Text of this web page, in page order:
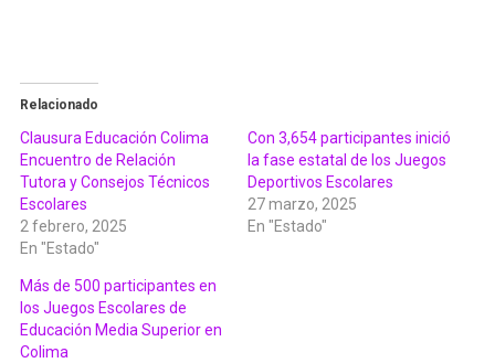
Relacionado
Clausura Educación Colima
Encuentro de Relación
Tutora y Consejos Técnicos
Escolares
2 febrero, 2025
En "Estado"
Con 3,654 participantes inició
la fase estatal de los Juegos
Deportivos Escolares
27 marzo, 2025
En "Estado"
Más de 500 participantes en
los Juegos Escolares de
Educación Media Superior en
Colima